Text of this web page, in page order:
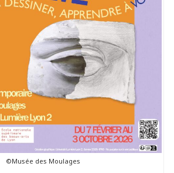
©Musée des Moulages